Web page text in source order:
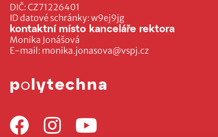
DIČ: CZ71226401
ID datové schránky: w9ej9jg
kontaktní místo kanceláře rektora
Monika Jonášová
E-mail: monika.jonasova@vspj.cz